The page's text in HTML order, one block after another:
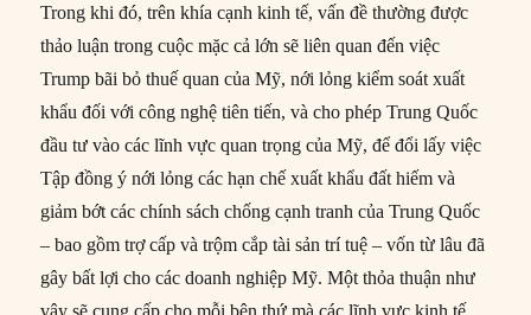
Trong khi đó, trên khía cạnh kinh tế, vấn đề thường được
thảo luận trong cuộc mặc cả lớn sẽ liên quan đến việc
Trump bãi bỏ thuế quan của Mỹ, nới lỏng kiểm soát xuất
khẩu đối với công nghệ tiên tiến, và cho phép Trung Quốc
đầu tư vào các lĩnh vực quan trọng của Mỹ, để đổi lấy việc
Tập đồng ý nới lỏng các hạn chế xuất khẩu đất hiếm và
giảm bớt các chính sách chống cạnh tranh của Trung Quốc
– bao gồm trợ cấp và trộm cắp tài sản trí tuệ – vốn từ lâu đã
gây bất lợi cho các doanh nghiệp Mỹ. Một thỏa thuận như
vậy sẽ cung cấp cho mỗi bên thứ mà các lĩnh vực kinh tế